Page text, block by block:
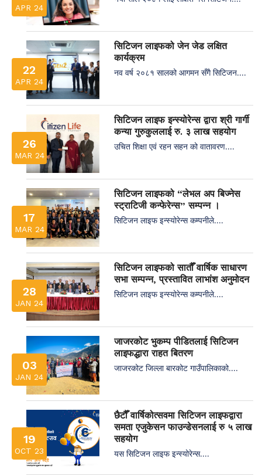
APR 24
22
APR 24
सिटिजन लाइफको जेन जेड लक्षित
कार्यक्रम
नव वर्ष २०८१ सालको आगमन सँगै सिटिजन....
26
MAR 24
सिटिजन लाइफ इन्स्योरेन्स द्वारा श्री गार्गी
कन्या गुरुकुललाई रु. ३ लाख सहयोग
उचित शिक्षा एवं रहन सहन को वातावरण....
17
MAR 24
सिटिजन लाइफको “लेभल अप बिज्नेस
स्ट्राटिजी कन्फेरेन्स” सम्पन्न ।
सिटिजन लाइफ इन्स्योरेन्स कम्पनीले....
28
JAN 24
सिटिजन लाइफको सातौँ वार्षिक साधारण
सभा सम्पन्न, प्रस्तावित लाभांश अनुमोदन
सिटिजन लाइफ इन्स्योरेन्स कम्पनीले....
03
JAN 24
जाजरकोट भुकम्प पीडितलाई सिटिजन
लाइफद्धारा राहत बितरण
जाजरकोट जिल्ला बारकोट गाउँपालिकाको....
19
OCT 23
छैटौँ वार्षिकोत्सवमा सिटिजन लाइफद्वारा
समता एजुकेसन फाउन्डेसनलाई रु ५ लाख
सहयोग
यस सिटिजन लाइफ इन्स्योरेन्स....